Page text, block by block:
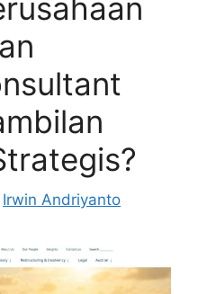
Irwin Andriyanto